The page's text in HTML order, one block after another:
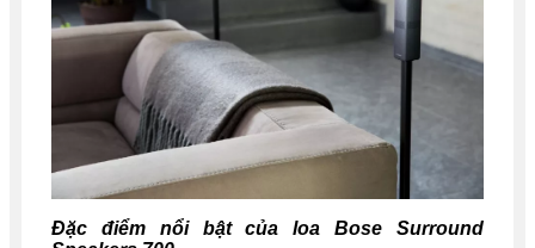
Đặc điểm nổi bật của loa Bose Surround